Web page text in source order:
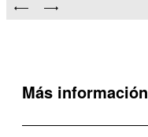
Más información